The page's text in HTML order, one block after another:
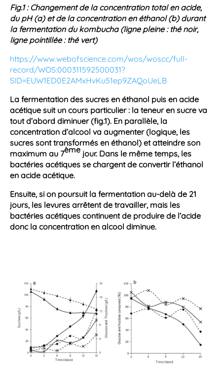
Fig.1 : Changement de la concentration total en acide,
du pH (a) et de la concentration en éthanol (b) durant
la fermentation du kombucha (ligne pleine : thé noir,
ligne pointillée : thé vert)
https://www.webofscience.com/wos/woscc/full-
record/WOS:000311592500031?
SID=EUW1ED0E2AMxHvKu51ep9ZAQoUeLB
La fermentation des sucres en éthanol puis en acide
acétique suit un cours particulier : la teneur en sucre va
tout d’abord diminuer (fig.1). En parallèle, la
concentration d’alcool va augmenter (logique, les
sucres sont transformés en éthanol) et atteindre son
maximum au 7ème jour. Dans le même temps, les
bactéries acétiques se chargent de convertir l’éthanol
en acide acétique.
Ensuite, si on poursuit la fermentation au-delà de 21
jours, les levures arrêtent de travailler, mais les
bactéries acétiques continuent de produire de l’acide
donc la concentration en alcool diminue.